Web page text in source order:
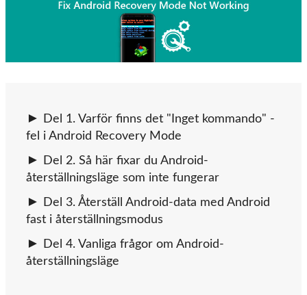
Del 1. Varför finns det "Inget kommando" -
fel i Android Recovery Mode
Del 2. Så här fixar du Android-
återställningsläge som inte fungerar
Del 3. Återställ Android-data med Android
fast i återställningsmodus
Del 4. Vanliga frågor om Android-
återställningsläge